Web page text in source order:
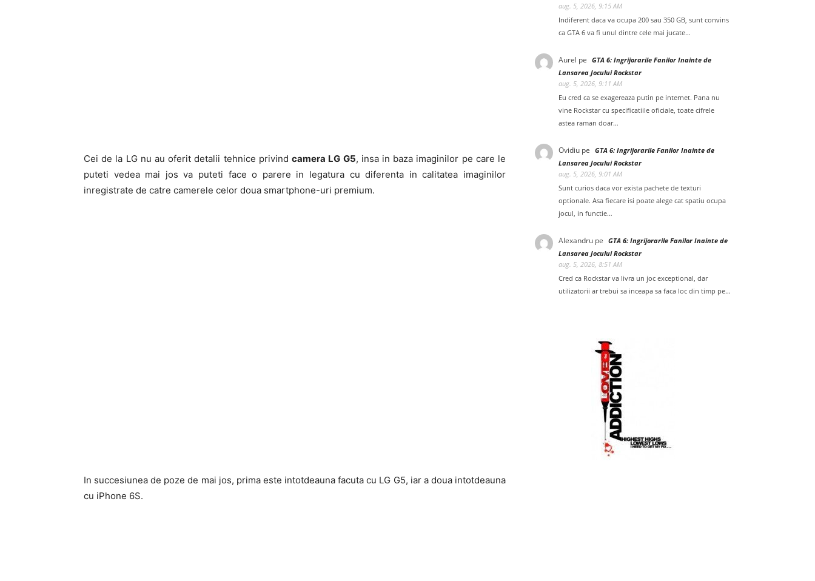
Cei de la LG nu au oferit detalii tehnice privindcamera LG G5, insa in baza imaginilor pe care le
puteti vedea mai jos va puteti face o parere in legatura cu diferenta in calitatea imaginilor
inregistrate de catre camerele celor doua smartphone-uri premium.
In succesiunea de poze de mai jos, prima este intotdeauna facuta cu LG G5, iar a doua intotdeauna
cu iPhone 6S.
aug. 5, 2026, 9:15 AM
Indiferent daca va ocupa 200 sau 350 GB, sunt convins
ca GTA 6 va fi unul dintre cele mai jucate…
Aurel pe GTA 6: Ingrijorarile Fanilor Inainte de
Lansarea Jocului Rockstar
aug. 5, 2026, 9:11 AM
Eu cred ca se exagereaza putin pe internet. Pana nu
vine Rockstar cu specificatiile oficiale, toate cifrele
astea raman doar…
Ovidiu pe GTA 6: Ingrijorarile Fanilor Inainte de
Lansarea Jocului Rockstar
aug. 5, 2026, 9:01 AM
Sunt curios daca vor exista pachete de texturi
optionale. Asa fiecare isi poate alege cat spatiu ocupa
jocul, in functie…
Alexandru pe GTA 6: Ingrijorarile Fanilor Inainte de
Lansarea Jocului Rockstar
aug. 5, 2026, 8:51 AM
Cred ca Rockstar va livra un joc exceptional, dar
utilizatorii ar trebui sa inceapa sa faca loc din timp pe…